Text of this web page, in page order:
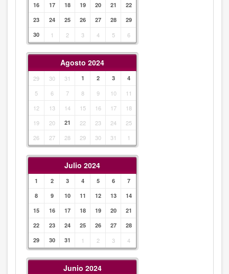
16
17 18 19 20 21
22
23
24 25 26 27 28
29
30
1 2 3 4 5 6
Agosto 2024
29 30 31 1 2 3 4
5 6 7 8 9 10
11
12
13 14 15 16 17
18
19
20 21 22 23 24
25
26
27 28 29 30 31 1
Julio 2024
1 2 3 4 5 6
7
8
9 10 11 12 13
14
15
16 17 18 19 20
21
22
23 24 25 26 27
28
29
30 31 1 2 3 4
Junio 2024